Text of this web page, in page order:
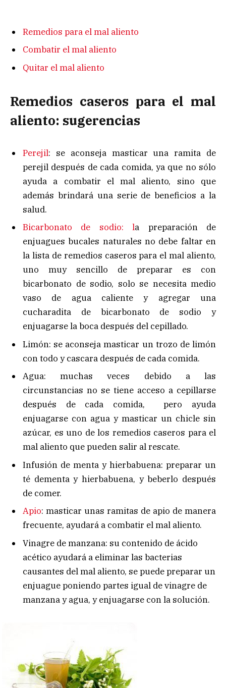
Remedios para el mal aliento
Combatir el mal aliento
Quitar el mal aliento
Remedios caseros para el mal
aliento: sugerencias
Perejil: se aconseja masticar una ramita de
perejil después de cada comida, ya que no sólo
ayuda a combatir el mal aliento, sino que
además brindará una serie de beneficios a la
salud.
Bicarbonato de sodio: la preparación de
enjuagues bucales naturales no debe faltar en
la lista de remedios caseros para el mal aliento,
uno muy sencillo de preparar es con
bicarbonato de sodio, solo se necesita medio
vaso de agua caliente y agregar una
cucharadita de bicarbonato de sodio y
enjuagarse la boca después del cepillado.
Limón: se aconseja masticar un trozo de limón
con todo y cascara después de cada comida.
Agua: muchas veces debido a las
circunstancias no se tiene acceso a cepillarse
después de cada comida, pero ayuda
enjuagarse con agua y masticar un chicle sin
azúcar, es uno de los remedios caseros para el
mal aliento que pueden salir al rescate.
Infusión de menta y hierbabuena: preparar un
té dementa y hierbabuena, y beberlo después
de comer.
Apio: masticar unas ramitas de apio de manera
frecuente, ayudará a combatir el mal aliento.
Vinagre de manzana: su contenido de ácido
acético ayudará a eliminar las bacterias
causantes del mal aliento, se puede preparar un
enjuague poniendo partes igual de vinagre de
manzana y agua, y enjuagarse con la solución.